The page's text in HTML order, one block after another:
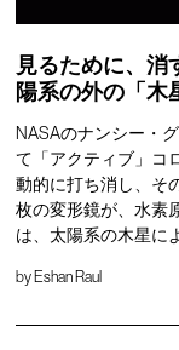
見るために、
陽系の外の「木
NASAのナンシー・
て「アクティブ」コ
動的に打ち消し、そ
枚の変形鏡が、水素
は、太陽系の木星に
by Eshan Raul